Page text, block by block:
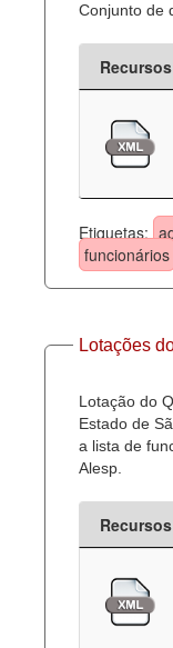
Conjunto de
Recursos
Etiquetas:
funcionários
Lotações
Lotação do
Estado de
a lista de
Alesp.
Recursos